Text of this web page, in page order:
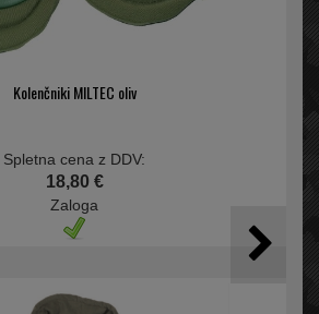
Kolenčniki MILTEC oliv
Spletna cena z DDV:
18,80 €
Zaloga